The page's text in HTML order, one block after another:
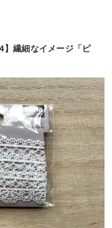
】繊細なイメージ「ピ